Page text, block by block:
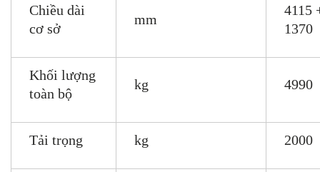
Chiều dài
cơ sở
mm
4115
1370
Khối lượng
toàn bộ
kg 4990
Tải trọng kg 2000